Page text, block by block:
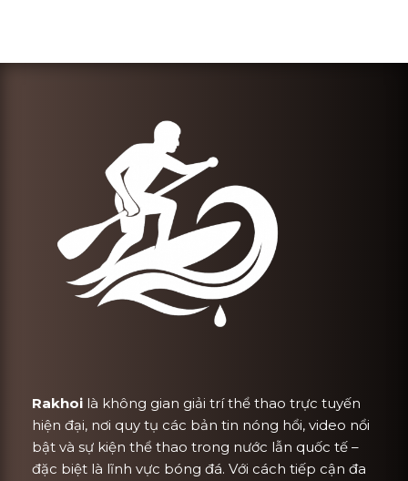
Rakhoi là không gian giải trí thể thao trực tuyến
hiện đại, nơi quy tụ các bản tin nóng hổi, video nổi
bật và sự kiện thể thao trong nước lẫn quốc tế –
đặc biệt là lĩnh vực bóng đá. Với cách tiếp cận đa